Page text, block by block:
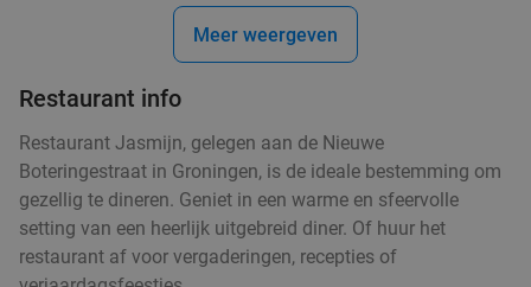
Meer weergeven
Restaurant info
Restaurant Jasmijn, gelegen aan de Nieuwe
Boteringestraat in Groningen, is de ideale bestemming om
gezellig te dineren. Geniet in een warme en sfeervolle
setting van een heerlijk uitgebreid diner. Of huur het
restaurant af voor vergaderingen, recepties of